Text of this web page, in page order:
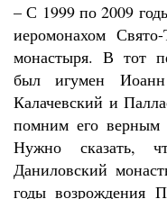
– С 1999 по 2009
иеромонахом
монастыря. В тот
был игумен
Калачевский и
помним его верным
Нужно сказать,
Даниловский
годы возрождения